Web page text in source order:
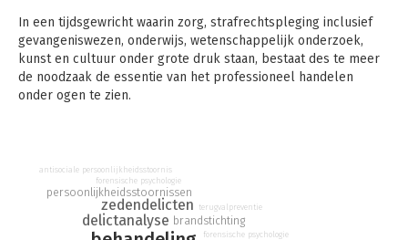
In een tijdsgewricht waarin zorg, strafrechtspleging inclusief
gevangeniswezen, onderwijs, wetenschappelijk onderzoek,
kunst en cultuur onder grote druk staan, bestaat des te meer
de noodzaak de essentie van het professioneel handelen
onder ogen te zien.
maar ook die van zijn vakgebied, bieden een heldere en
onomwonden inkijk in het werk van deze professional. Zij
vormen een gebundelde nalatenschap van Karels
gedachtegoed en van zijn werkwijze. Deze worden treffend
onder woorden gebracht en gelardeerd met sprekende
delictanalyse
zedendelicten
persoonlijkheidsstoornissen
brandstichting
forensische psychologie
terugvalpreventie
forensische psychologie
antisociale persoonlijkheidsstoornis